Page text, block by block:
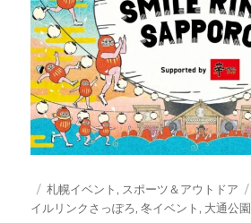
投
稿
カ
テ
札幌イベント , スポーツ＆アウトドア
イルリンクさっぽろ,冬イベント , 大通公園